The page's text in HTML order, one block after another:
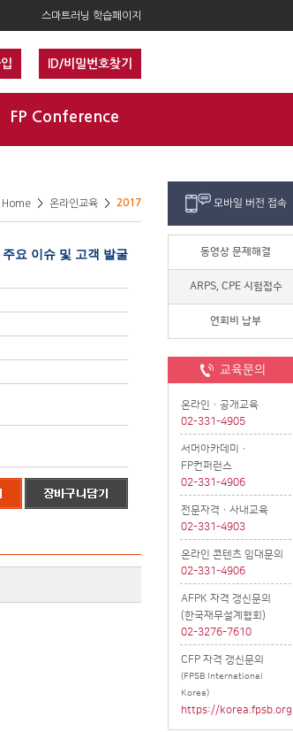
스마트러닝 학습페이지
ID/비밀번호찾기
FP Conference
모바일 버전 접속
동영상 문제해결
ARPS, CPE 시험접수
연회비 납부
교육문의
온라인ㆍ공개교육
02-331-4905
서머아카데미ㆍ
FP컨퍼런스
02-331-4906
전문자격ㆍ사내교육
02-331-4903
온라인 콘텐츠 임대문의
02-331-4906
AFPK 자격 갱신문의
(한국재무설계협회)
02-3276-7610
CFP 자격 갱신문의
(FPSB International
Korea)
https://korea.fpsb.org
Home > 온라인교육 > 2017
요 이슈 및 고객 발굴